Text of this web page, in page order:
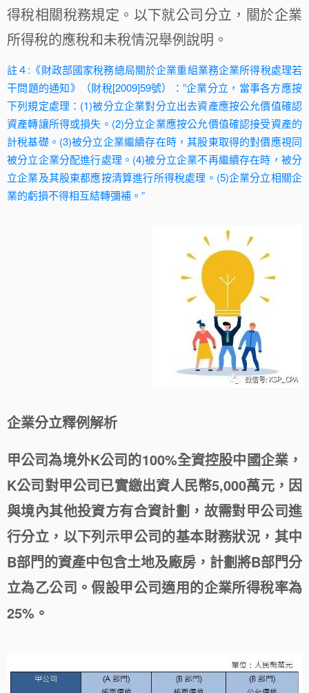
得稅相關稅務規定。以下就公司分立，關於企業
所得稅的應稅和未稅情況舉例說明。
註４:《財政部國家稅務總局關於企業重組業務企業所得稅處理若
干問題的通知》（財稅[2009]59號）：”企業分立，當事各方應按
下列規定處理：(1)被分立企業對分立出去資產應按公允價值確認
資產轉讓所得或損失。(2)分立企業應按公允價值確認接受資產的
計稅基礎。(3)被分立企業繼續存在時，其股東取得的對價應視同
被分立企業分配進行處理。(4)被分立企業不再繼續存在時，被分
立企業及其股東都應按清算進行所得稅處理。(5)企業分立相關企
業的虧損不得相互結轉彌補。”
企業分立釋例解析
甲公司為境外K公司的100%全資控股中國企業，
K公司對甲公司已實繳出資人民幣5,000萬元，因
與境內其他投資方有合資計劃，故需對甲公司進
行分立，以下列示甲公司的基本財務狀況，其中
B部門的資產中包含土地及廠房，計劃將B部門分
立為乙公司。假設甲公司適用的企業所得稅率為
25%。